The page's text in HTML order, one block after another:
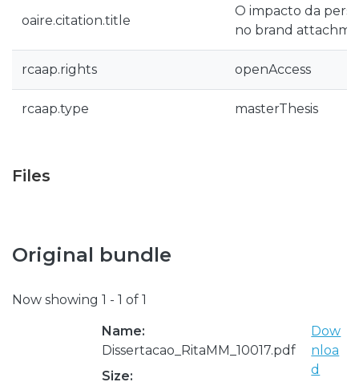
oaire.citation.title
O impacto da
no brand
rcaap.rights openAccess
rcaap.type masterThesis
Files
Original bundle
Now showing 1 - 1 of 1
Name:
Dissertacao_RitaMM_10017.pdf
Size:
Dow
nloa
d